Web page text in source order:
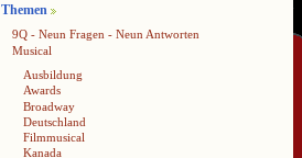
Themen
9Q - Neun Fragen - Neun Antworten
Musical
Ausbildung
Awards
Broadway
Deutschland
Filmmusical
Kanada